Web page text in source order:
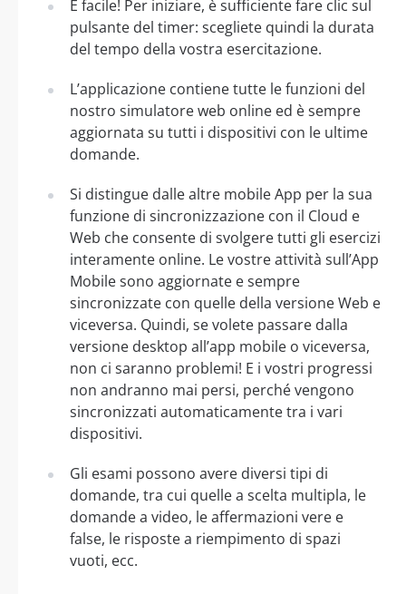
È facile! Per iniziare, è sufficiente fare clic sul
pulsante del timer: scegliete quindi la durata
del tempo della vostra esercitazione.
L’applicazione contiene tutte le funzioni del
nostro simulatore web online ed è sempre
aggiornata su tutti i dispositivi con le ultime
domande.
Si distingue dalle altre mobile App per la sua
funzione di sincronizzazione con il Cloud e
Web che consente di svolgere tutti gli esercizi
interamente online. Le vostre attività sull’App
Mobile sono aggiornate e sempre
sincronizzate con quelle della versione Web e
viceversa. Quindi, se volete passare dalla
versione desktop all’app mobile o viceversa,
non ci saranno problemi! E i vostri progressi
non andranno mai persi, perché vengono
sincronizzati automaticamente tra i vari
dispositivi.
Gli esami possono avere diversi tipi di
domande, tra cui quelle a scelta multipla, le
domande a video, le affermazioni vere e
false, le risposte a riempimento di spazi
vuoti, ecc.